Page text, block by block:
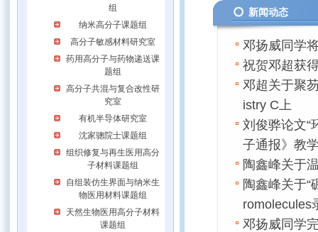
组
纳米高分子课题组
高分子敏感材料研究室
药用高分子与药物递送课
题组
高分子共混与复合改性研
究室
有机半导体研究室
沈家骢院士课题组
组织修复与再生医用高分
子材料课题组
自组装仿生界面与纳米生
物医用材料课题组
天然生物医用高分子材料
课题组
新闻动态
邓扬威同学
祝贺邓超获
邓超关于聚
istry C上
刘俊骅论文“
子通报》教
陶鑫峰关于
陶鑫峰关于
romolecules
邓扬威同学